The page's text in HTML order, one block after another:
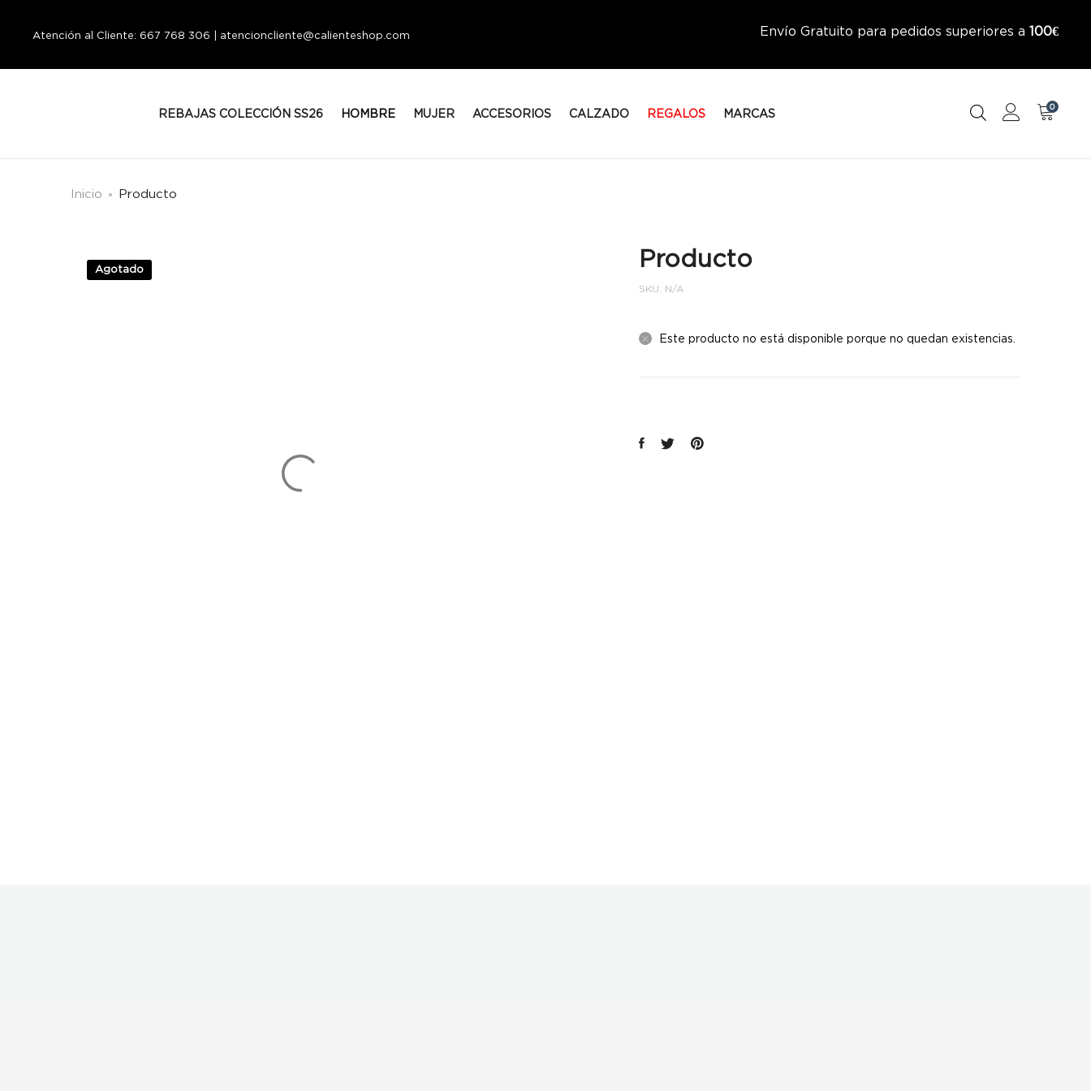
Atención al Cliente: 667 768 306 | atencioncliente@calienteshop.com Envío Gratuito para pedidos superiores a 100€
REBAJAS COLECCIÓN SS26 HOMBRE MUJER ACCESORIOS CALZADO REGALOS MARCAS
0
Inicio Producto
Agotado Producto
SKU: N/A
Este producto no está disponible porque no quedan existencias.